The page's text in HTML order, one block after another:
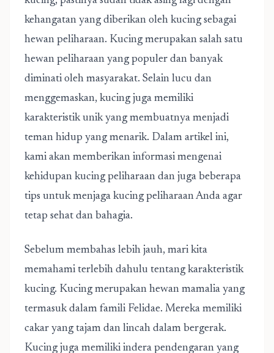
kehangatan yang diberikan oleh kucing sebagai
hewan peliharaan. Kucing merupakan salah satu
hewan peliharaan yang populer dan banyak
diminati oleh masyarakat. Selain lucu dan
menggemaskan, kucing juga memiliki
karakteristik unik yang membuatnya menjadi
teman hidup yang menarik. Dalam artikel ini,
kami akan memberikan informasi mengenai
kehidupan kucing peliharaan dan juga beberapa
tips untuk menjaga kucing peliharaan Anda agar
tetap sehat dan bahagia.
Sebelum membahas lebih jauh, mari kita
memahami terlebih dahulu tentang karakteristik
kucing. Kucing merupakan hewan mamalia yang
termasuk dalam famili Felidae. Mereka memiliki
cakar yang tajam dan lincah dalam bergerak.
Kucing juga memiliki indera pendengaran yang